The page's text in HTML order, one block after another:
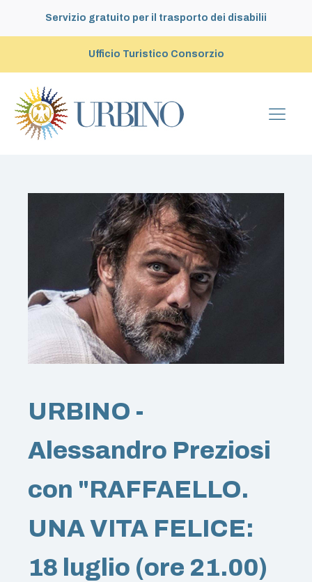
Servizio gratuito per il trasporto dei disabilii
Ufficio Turistico Consorzio
URBINO -
Alessandro Preziosi
con "RAFFAELLO.
UNA VITA FELICE:
18 luglio (ore 21.00)